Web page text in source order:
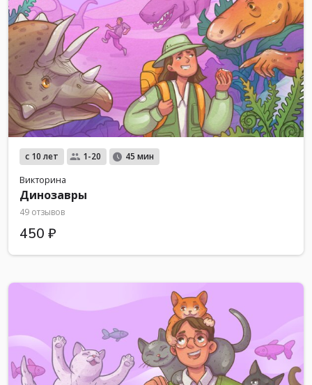
с 10 лет 1-20 45 мин
Викторина
Динозавры
49 отзывов
450 ₽